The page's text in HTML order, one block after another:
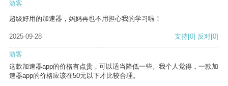
游客
超级好用的加速器，妈妈再也不用担心我的学习啦！
2025-09-28 支持[0] 反对[0]
游客
这款加速器app的价格有点贵，可以适当降低一些。我个人觉得，一款加
速器app的价格应该在50元以下才比较合理。